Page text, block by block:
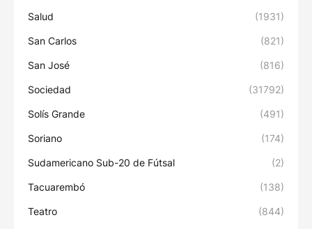
Salud (1931)
San Carlos (821)
San José (816)
Sociedad (31792)
Solís Grande (491)
Soriano (174)
Sudamericano Sub-20 de Fútsal (2)
Tacuarembó (138)
Teatro (844)